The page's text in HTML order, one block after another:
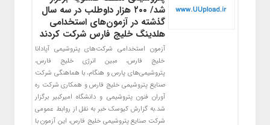
شد/ ۲۰۰ هزار داوطلب در سه سال
گذشته در آزمون‌های استخدامی
هلدینگ خلیج فارس شرکت کردند
آزمون استخدامی شرکت‌های پتروشیمی آپادانا
خلیج فارس، مبین انرژی خلیج فارس،
پتروشیمی‌های پارس و هنگام، با هماهنگی شرکت
صنایع پتروشیمی خلیج فارس و همکاری شرکت ره
آوران فنون پتروشیمی و دانشگاه امیرکبیر برگزار
شد.به گزارش کیوسک خبر به نقل از روابط عمومی
شرکت صنایع پتروشیمی خلیج فارس، این آزمون با